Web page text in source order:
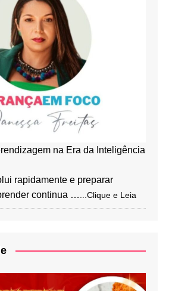
na Era da Inteligência
rapidamente e preparar
continua …
...Clique e Leia